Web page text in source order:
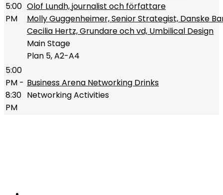
5:00
PM
Olof Lundh, journalist och författare
Molly Guggenheimer, Senior Strategist, Danske
Cecilia Hertz, Grundare och vd, Umbilical Design
Main Stage
Plan 5, A2-A4
5:00
PM -
8:30
PM
Business Arena Networking Drinks
Networking Activities